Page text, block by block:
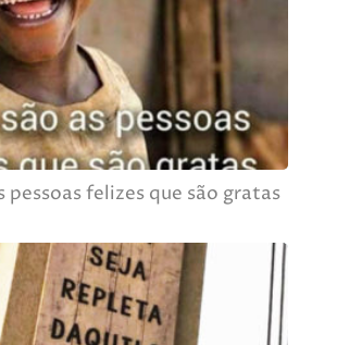
pessoas felizes que são gratas